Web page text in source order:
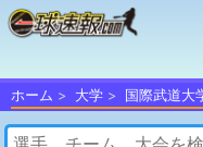
ホーム 大学 国際武道大